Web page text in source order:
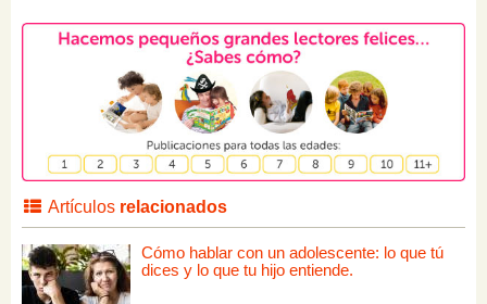
Artículos relacionados
Cómo hablar con un adolescente: lo que tú
dices y lo que tu hijo entiende.